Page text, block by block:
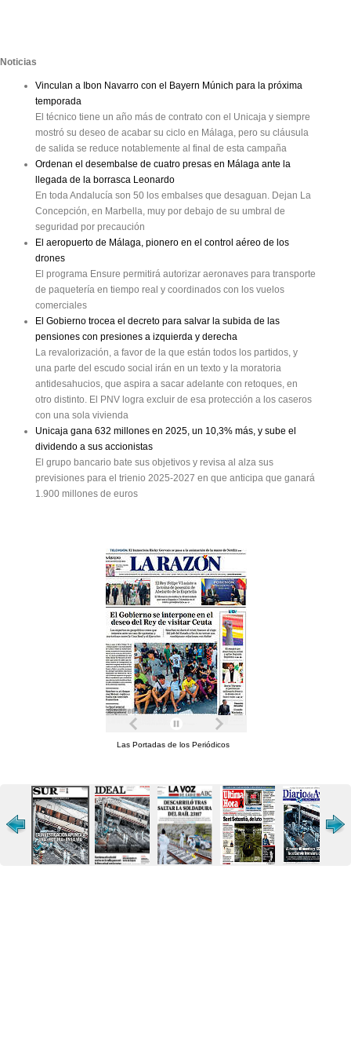
Noticias
Vinculan a Ibon Navarro con el Bayern Múnich para la próxima
temporada
El técnico tiene un año más de contrato con el Unicaja y siempre
mostró su deseo de acabar su ciclo en Málaga, pero su cláusula
de salida se reduce notablemente al final de esta campaña
Ordenan el desembalse de cuatro presas en Málaga ante la
llegada de la borrasca Leonardo
En toda Andalucía son 50 los embalses que desaguan. Dejan La
Concepción, en Marbella, muy por debajo de su umbral de
seguridad por precaución
El aeropuerto de Málaga, pionero en el control aéreo de los
drones
El programa Ensure permitirá autorizar aeronaves para transporte
de paquetería en tiempo real y coordinados con los vuelos
comerciales
El Gobierno trocea el decreto para salvar la subida de las
pensiones con presiones a izquierda y derecha
La revalorización, a favor de la que están todos los partidos, y
una parte del escudo social irán en un texto y la moratoria
antidesahucios, que aspira a sacar adelante con retoques, en
otro distinto. El PNV logra excluir de esa protección a los caseros
con una sola vivienda
Unicaja gana 632 millones en 2025, un 10,3% más, y sube el
dividendo a sus accionistas
El grupo bancario bate sus objetivos y revisa al alza sus
previsiones para el trienio 2025-2027 en que anticipa que ganará
1.900 millones de euros
Las Portadas de los Periódicos